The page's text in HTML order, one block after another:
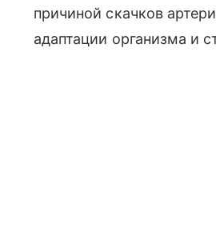
причиной скачков
адаптации организма и